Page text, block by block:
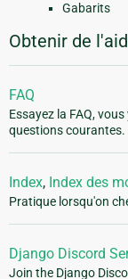
Gabarits
Obtenir de
FAQ
Essayez la FAQ,
questions courantes.
Index, Index des
Pratique lorsqu'on
Django Discord
Join the Django